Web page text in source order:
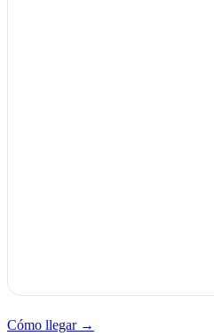
Cómo llegar →